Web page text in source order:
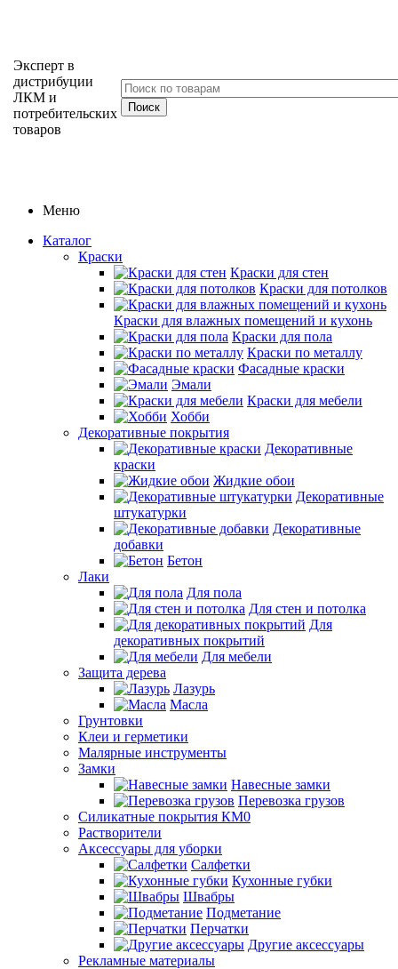
Эксперт в
дистрибуции
ЛКМ и
потребительских
товаров
Меню
Каталог
Краски
Краски для стен
Краски для потолков
Краски для влажных помещений и кухонь
Краски для пола
Краски по металлу
Фасадные краски
Эмали
Краски для мебели
Хобби
Декоративные покрытия
Декоративные
краски
Жидкие обои
Декоративные
штукатурки
Декоративные
добавки
Бетон
Лаки
Для пола
Для стен и потолка
Для
декоративных покрытий
Для мебели
Защита дерева
Лазурь
Масла
Грунтовки
Клеи и герметики
Малярные инструменты
Замки
Навесные замки
Перевозка грузов
Силикатные покрытия КМ0
Растворители
Аксессуары для уборки
Салфетки
Кухонные губки
Швабры
Подметание
Перчатки
Другие аксессуары
Рекламные материалы